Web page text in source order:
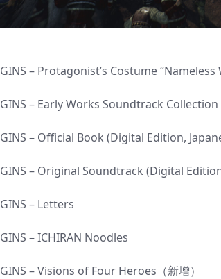
– Protagonist’s Costume
– Early Works Soundtrack
– Official Book (Digital Edition,
– Original Soundtrack (Digital
– Letters
– ICHIRAN Noodles
– Visions of Four Heroes（新增）